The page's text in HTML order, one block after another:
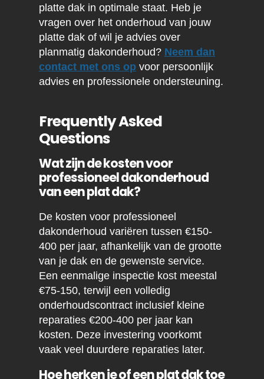
platte dak in optimale staat. Heb je
vragen over het onderhoud van jouw
platte dak of wil je advies over
planmatig dakonderhoud? Neem dan
contact met ons opvoor persoonlijk
advies en professionele ondersteuning.
Frequently Asked
Questions
Wat zijn de kosten voor
professioneel dakonderhoud
van een plat dak?
De kosten voor professioneel
dakonderhoud variëren tussen €150-
400 per jaar, afhankelijk van de grootte
van je dak en de gewenste service.
Een eenmalige inspectie kost meestal
€75-150, terwijl een volledig
onderhoudscontract inclusief kleine
reparaties €200-400 per jaar kan
kosten. Deze investering voorkomt
vaak veel duurdere reparaties later.
Hoe herken je of een plat dak toe